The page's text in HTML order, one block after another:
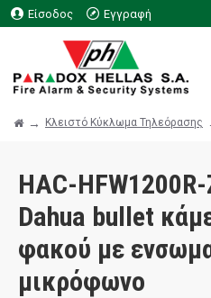
Είσοδος Εγγραφή
Κλειστό Κύκλωμα Τηλεόρασης
HAC-
Dahua bullet
φακού με
μικρόφωνο